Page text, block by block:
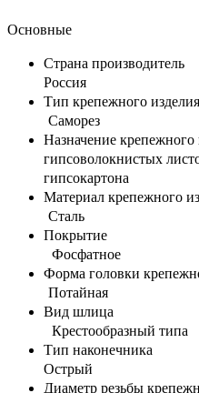
Основные
Страна
Россия
Тип
Саморез
Назначение
гипсоволокнистых
гипсокартона
Материал
Сталь
Фосфатное
Форма головки
Потайная
Вид
Крестообразный типа
Тип
Острый
Диаметр резьбы